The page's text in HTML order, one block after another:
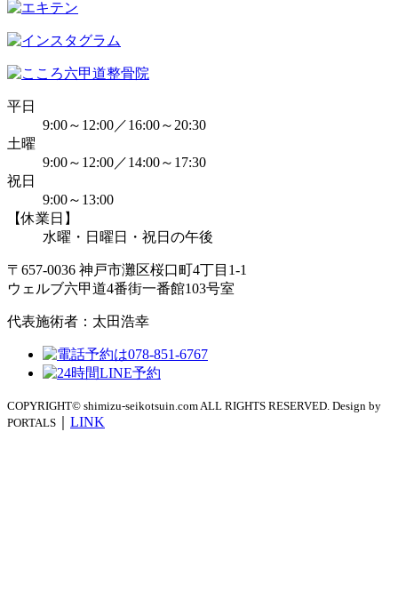
平日
9:00～12:00／16:00～20:30
土曜
9:00～12:00／14:00～17:30
祝日
9:00～13:00
【休業日】
水曜・日曜日・祝日の午後
〒657-0036 神戸市灘区桜口町4丁目1-1
ウェルブ六甲道4番街一番館103号室
代表施術者：太田浩幸
COPYRIGHT© shimizu-seikotsuin.com ALL RIGHTS RESERVED. Design by
PORTALS
LINK